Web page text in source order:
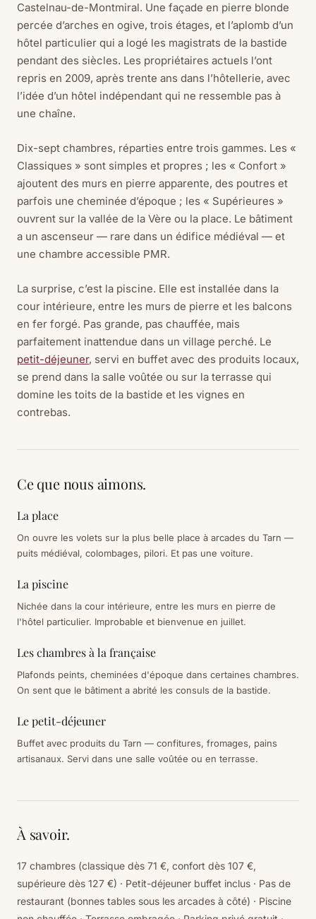
Castelnau-de-Montmiral. Une façade en pierre blonde
percée d’arches en ogive, trois étages, et l’aplomb d’un
hôtel particulier qui a logé les magistrats de la bastide
pendant des siècles. Les propriétaires actuels l’ont
repris en 2009, après trente ans dans l’hôtellerie, avec
l’idée d’un hôtel indépendant qui ne ressemble pas à
une chaîne.
Dix-sept chambres, réparties entre trois gammes. Les «
Classiques » sont simples et propres ; les « Confort »
ajoutent des murs en pierre apparente, des poutres et
parfois une cheminée d’époque ; les « Supérieures »
ouvrent sur la vallée de la Vère ou la place. Le bâtiment
a un ascenseur — rare dans un édifice médiéval — et
une chambre accessible PMR.
La surprise, c’est la piscine. Elle est installée dans la
cour intérieure, entre les murs de pierre et les balcons
en fer forgé. Pas grande, pas chauffée, mais
parfaitement inattendue dans un village perché. Le
petit-déjeuner, servi en buffet avec des produits locaux,
se prend dans la salle voûtée ou sur la terrasse qui
domine les toits de la bastide et les vignes en
contrebas.
Ce que nous aimons.
La place
On ouvre les volets sur la plus belle place à arcades du Tarn —
puits médiéval, colombages, pilori. Et pas une voiture.
La piscine
Nichée dans la cour intérieure, entre les murs en pierre de
l'hôtel particulier. Improbable et bienvenue en juillet.
Les chambres à la française
Plafonds peints, cheminées d'époque dans certaines chambres.
On sent que le bâtiment a abrité les consuls de la bastide.
Le petit-déjeuner
Buffet avec produits du Tarn — confitures, fromages, pains
artisanaux. Servi dans une salle voûtée ou en terrasse.
À savoir.
17 chambres (classique dès 71 €, confort dès 107 €,
supérieure dès 127 €) · Petit-déjeuner buffet inclus · Pas de
restaurant (bonnes tables sous les arcades à côté) · Piscine